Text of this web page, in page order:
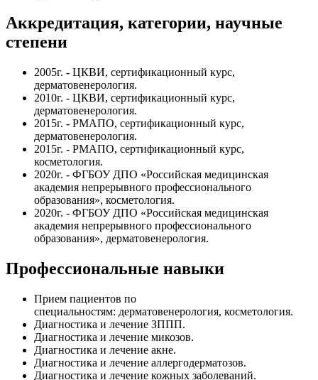
Аккредитация, категории, научные
степени
2005г. - ЦКВИ, сертификационный курс,
дерматовенерология.
2010г. - ЦКВИ, сертификационный курс,
дерматовенерология.
2015г. - РМАПО, сертификационный курс,
дерматовенерология.
2015г. - РМАПО, сертификационный курс,
косметология.
2020г. - ФГБОУ ДПО «Российская медицинская
академия непрерывного профессионального
образования», косметология.
2020г. - ФГБОУ ДПО «Российская медицинская
академия непрерывного профессионального
образования», дерматовенерология.
Профессиональные навыки
Прием пациентов по
специальностям: дерматовенерология, косметология.
Диагностика и лечение ЗППП.
Диагностика и лечение микозов.
Диагностика и лечение акне.
Диагностика и лечение аллергодерматозов.
Диагностика и лечение кожных заболеваний.